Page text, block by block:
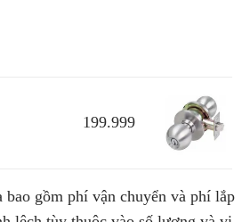
199.999
bao gồm phí vận chuyển và phí lắp